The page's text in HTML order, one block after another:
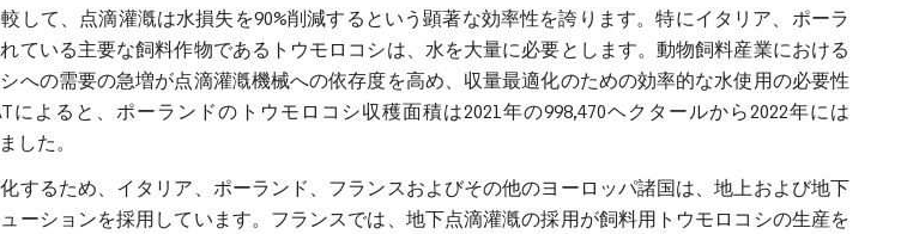
して、点滴灌漑は水損失を90%削減するという顕著な効率性を誇ります。特にイタリア、ポーラ
ている主要な飼料作物であるトウモロコシは、水を大量に必要とします。動物飼料産業における
への需要の急増が点滴灌漑機械への依存度を高め、収量最適化のための効率的な水使用の必要性
によると、ポーランドのトウモロコシ収穫面積は2021年の998,470ヘクタールから2022年には
した。
するため、イタリア、ポーランド、フランスおよびその他のヨーロッパ諸国は、地上および地下
ーションを採用しています。フランスでは、地下点滴灌漑の採用が飼料用トウモロコシの生産を